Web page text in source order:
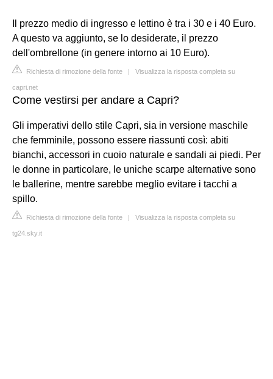
Il prezzo medio di ingresso e lettino è tra i 30 e i 40 Euro.
A questo va aggiunto, se lo desiderate, il prezzo
dell'ombrellone (in genere intorno ai 10 Euro).
Richiesta di rimozione della fonte | Visualizza la risposta completa su
capri.net
Come vestirsi per andare a Capri?
Gli imperativi dello stile Capri, sia in versione maschile
che femminile, possono essere riassunti così: abiti
bianchi, accessori in cuoio naturale e sandali ai piedi. Per
le donne in particolare, le uniche scarpe alternative sono
le ballerine, mentre sarebbe meglio evitare i tacchi a
spillo.
Richiesta di rimozione della fonte | Visualizza la risposta completa su
tg24.sky.it